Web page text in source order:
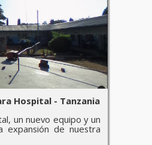
Hospital - Tanzania
un nuevo equipo y un
expansión de nuestra